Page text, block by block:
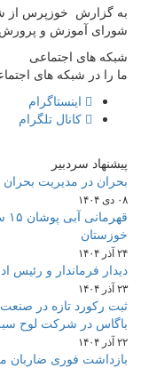
به گزارش خوزپرس از
شورای آموزش و پرورش
شبکه های اجتماعی
ما را در شبکه های
اینستاگرام
کانال تلگرام
پیشنهاد سردبیر
بحران در مدیریت
۰۸ دی ۱۴۰۴
خوزستان
۲۴ آذر ۱۴۰۴
دیدار فرماندار و
۲۳ آذر ۱۴۰۴
باگاس در شرکت لوح
۲۲ آذر ۱۴۰۴
بازداشت فوری ضاربان